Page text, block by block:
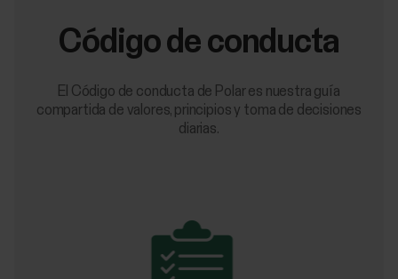
Código de conducta
El Código de conducta de Polar es nuestra guía
compartida de valores, principios y toma de decisiones
diarias.